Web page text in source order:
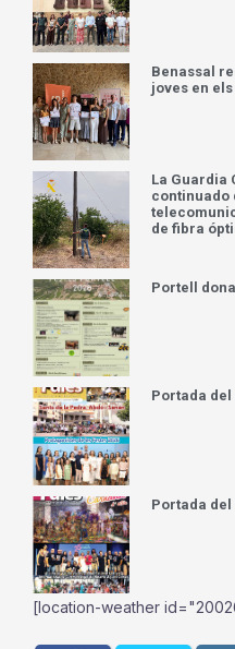
Benassal
joves en
La Guardia
continuado
de fibra
Portell
Portada del
Portada del
[location-weather